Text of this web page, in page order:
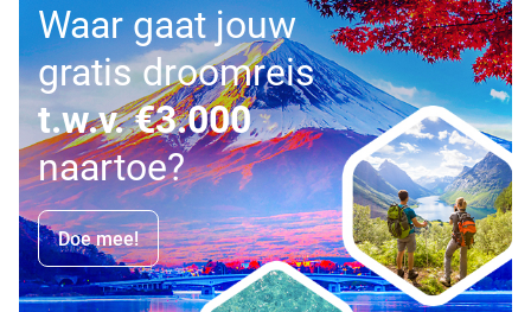
Waar gaat jouw
gratis droomreis
t.w.v. €3.000
naartoe?
Doe mee!